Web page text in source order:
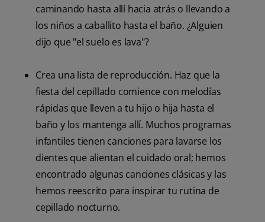
caminando hasta allí hacia atrás o llevando a
los niños a caballito hasta el baño. ¿Alguien
dijo que "el suelo es lava"?
Crea una lista de reproducción. Haz que la
fiesta del cepillado comience con melodías
rápidas que lleven a tu hijo o hija hasta el
baño y los mantenga allí. Muchos programas
infantiles tienen canciones para lavarse los
dientes que alientan el cuidado oral; hemos
encontrado algunas canciones clásicas y las
hemos reescrito para inspirar tu rutina de
cepillado nocturno.